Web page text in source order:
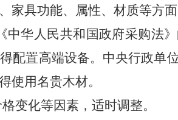
家具功能、属性、材质等方
华人民共和国政府采购法
配置高端设备。中央行政单
使用名贵木材。
变化等因素，适时调整。